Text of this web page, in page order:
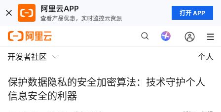
打开 APP
开发者社区 个人
保护数据隐私的安全加密算法：技术守护个人
信息安全的利器